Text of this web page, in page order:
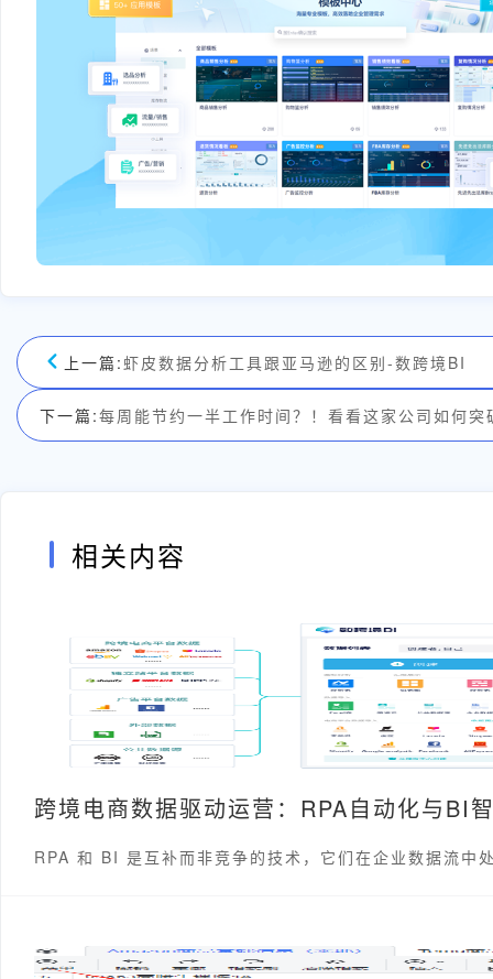
上一篇: 虾皮数据分析工具跟亚马逊的区别-数跨境BI
下一篇:每周能节约一半工作时间？！看看这家公司如何突
相关内容
跨境电商数据驱动运营：RPA自动化与BI
RPA 和 BI 是互补而非竞争的技术，它们在企业数据流中